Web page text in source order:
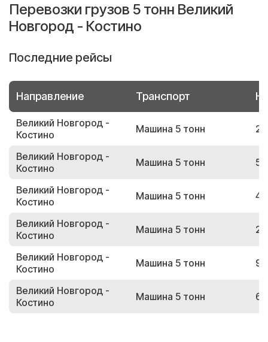
Перевозки грузов 5 тонн Великий
Новгород - Костино
Последние рейсы
Направление Транспорт
Великий Новгород -
Костино
Машина 5 тонн
Великий Новгород -
Костино
Машина 5 тонн
Великий Новгород -
Костино
Машина 5 тонн
Великий Новгород -
Костино
Машина 5 тонн
Великий Новгород -
Костино
Машина 5 тонн
Великий Новгород -
Костино
Машина 5 тонн